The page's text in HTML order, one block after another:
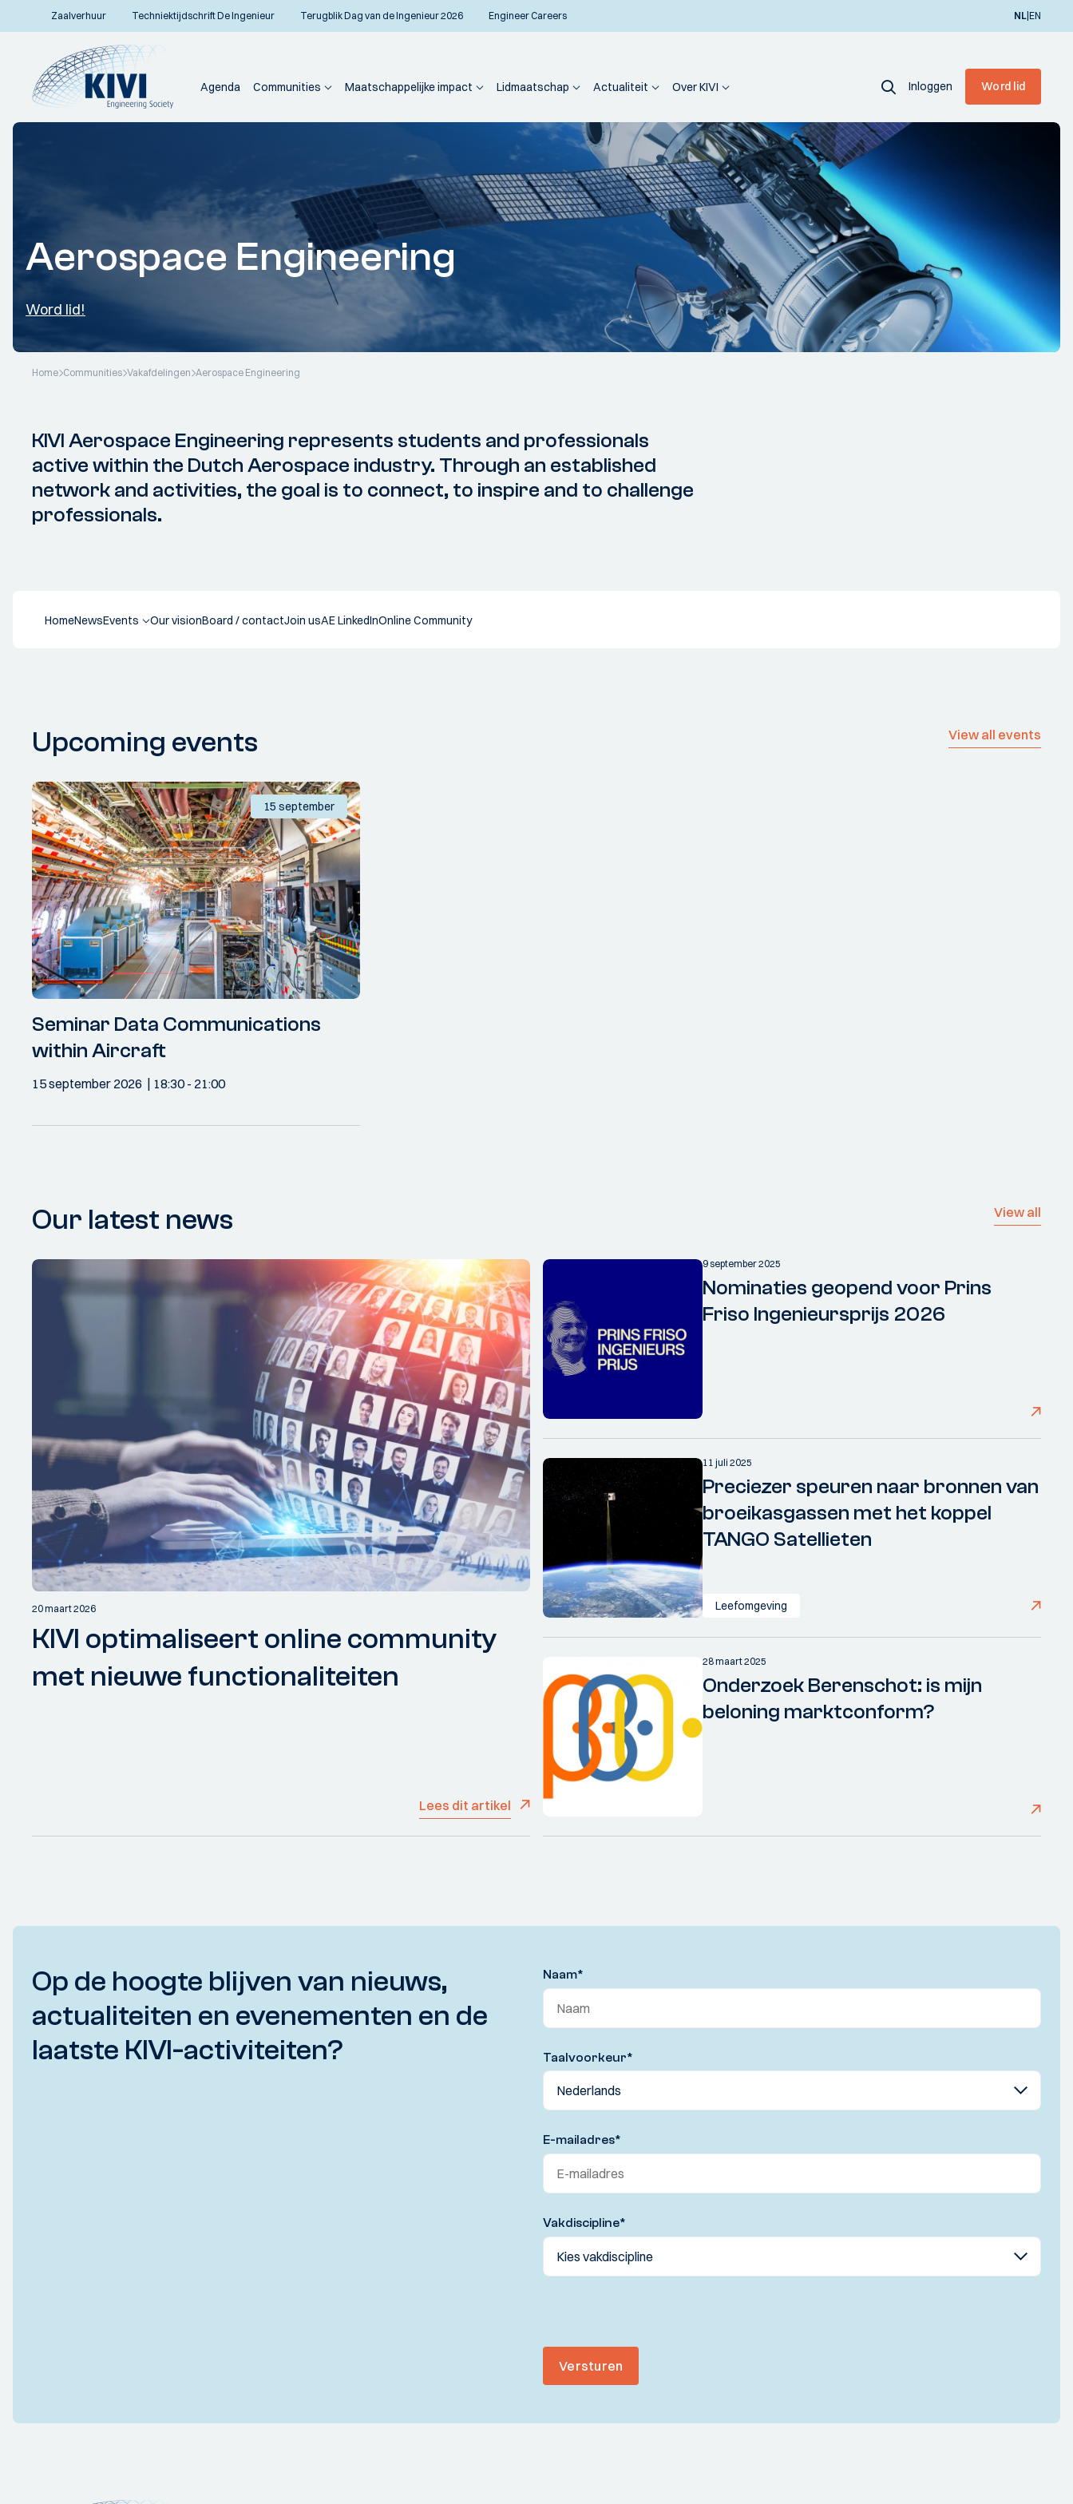
Zaalverhuur Techniektijdschrift De Ingenieur Terugblik Dag van de Ingenieur 2026 Engineer Careers NL|EN
Agenda Communities Maatschappelijke impact Lidmaatschap Actualiteit Over KIVI Inloggen Word lid
Aerospace Engineering
Word lid!
Home Communities Vakafdelingen Aerospace Engineering
KIVI Aerospace Engineering represents students and professionals
active within the Dutch Aerospace industry. Through an established
network and activities, the goal is to connect, to inspire and to challenge
professionals.
HomeNewsEvents Our visionBoard / contactJoin usAE LinkedInOnline Community
Upcoming events View all events
15 september
Seminar Data Communications
within Aircraft
15 september 2026 18:30- 21:00
Our latest news View all
20 maart 2026
KIVI optimaliseert online community
met nieuwe functionaliteiten
Lees dit artikel
9 september 2025
Nominaties geopend voor Prins
Friso Ingenieursprijs 2026
11 juli 2025
Preciezer speuren naar bronnen van
broeikasgassen met het koppel
TANGO Satellieten
Leefomgeving
28 maart 2025
Onderzoek Berenschot: is mijn
beloning marktconform?
Op de hoogte blijven van nieuws,
actualiteiten en evenementen en de
laatste KIVI-activiteiten?
Naam*
Taalvoorkeur*
E-mailadres*
Vakdiscipline*
Versturen